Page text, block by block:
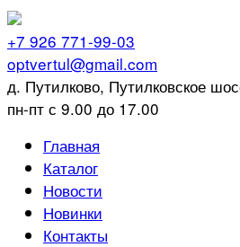
+7 926 771-99-03
optvertul@gmail.com
д. Путилково, Путилковское
пн-пт с 9.00 до 17.00
Главная
Каталог
Новости
Новинки
Контакты